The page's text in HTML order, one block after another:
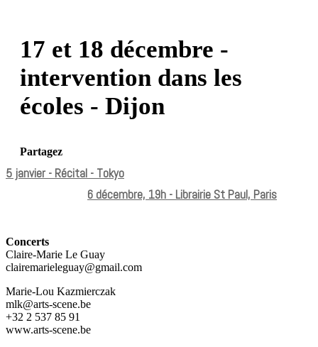
17 et 18 décembre -
intervention dans les
écoles - Dijon
Partagez
5 janvier - Récital - Tokyo
6 décembre, 19h - Librairie St Paul, Paris
Concerts
Claire-Marie Le Guay
clairemarieleguay@gmail.com
Marie-Lou Kazmierczak
mlk@arts-scene.be
+32 2 537 85 91
www.arts-scene.be